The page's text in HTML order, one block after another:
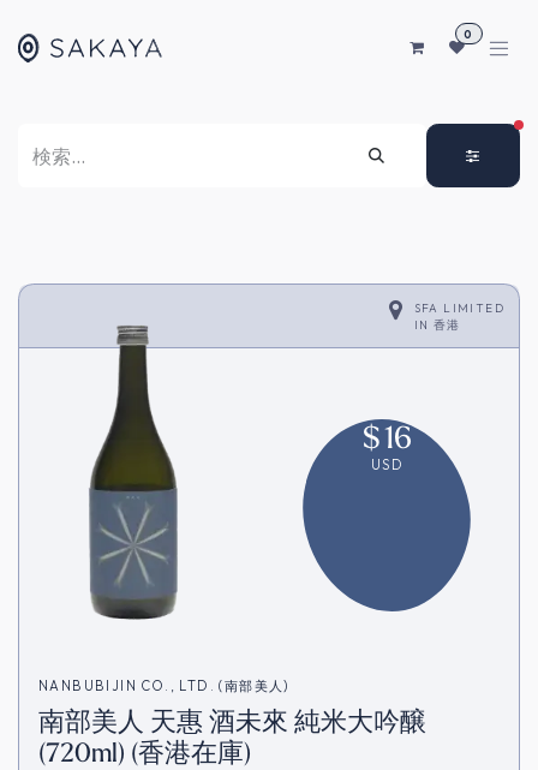
0
SFA LIMITED
IN 香港
$16
USD
NANBUBIJIN CO., LTD. (南部美人)
南部美人 天惠 酒未來 純米大吟醸
(720ml) (香港在庫)